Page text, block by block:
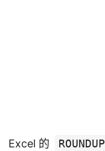
Excel 的 ROUNDUP